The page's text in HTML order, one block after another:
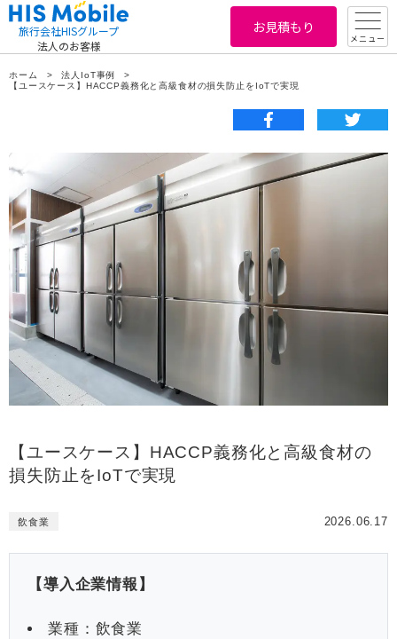
旅行会社HISグループ
法人のお客様
お見積もり
メニュー
ホーム
法人IoT事例
【ユースケース】HACCP義務化と高級食材の損失防止をIoTで実現
【ユースケース】HACCP義務化と高級食材の
損失防止をIoTで実現
飲食業 2026.06.17
【導入企業情報】
業種：飲食業